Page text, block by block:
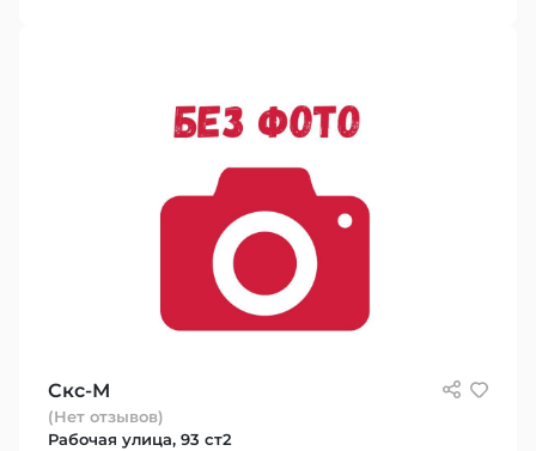
Скс-М
(Нет отзывов)
Рабочая улица, 93 ст2